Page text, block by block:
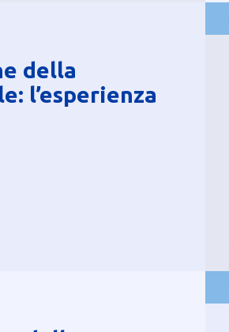
della
l’esperienza